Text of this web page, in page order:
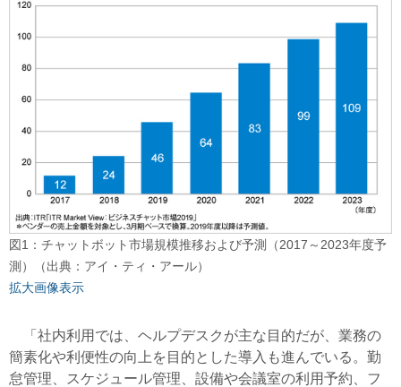
図1：チャットボット市場規模推移および予測（2017～2023年度予
測）（出典：アイ・ティ・アール）
拡大画像表示
「社内利用では、ヘルプデスクが主な目的だが、業務の
簡素化や利便性の向上を目的とした導入も進んでいる。勤
怠管理、スケジュール管理、設備や会議室の利用予約、フ